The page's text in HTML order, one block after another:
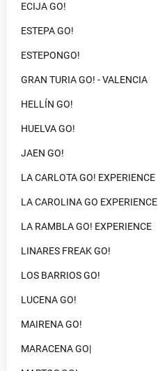
ECIJA GO!
ESTEPA GO!
ESTEPONGO!
GRAN TURIA GO! - VALENCIA
HELLÍN GO!
HUELVA GO!
JAEN GO!
LA CARLOTA GO! EXPERIENCE
LA CAROLINA GO EXPERIENCE
LA RAMBLA GO! EXPERIENCE
LINARES FREAK GO!
LOS BARRIOS GO!
LUCENA GO!
MAIRENA GO!
MARACENA GO|